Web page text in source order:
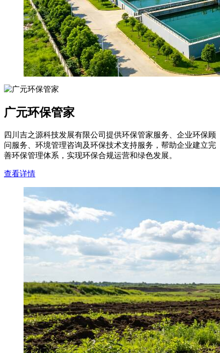
广元环保管家
四川吉之源科技发展有限公司提供环保管家服务、企业环保顾
问服务、环境管理咨询及环保技术支持服务，帮助企业建立完
善环保管理体系，实现环保合规运营和绿色发展。
查看详情